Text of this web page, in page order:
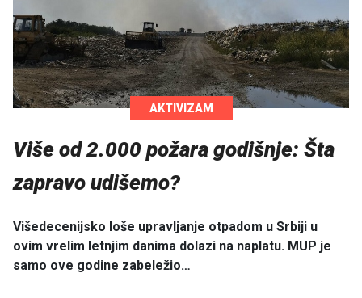
AKTIVIZAM
Više od 2.000 požara godišnje: Šta
zapravo udišemo?
Višedecenijsko loše upravljanje otpadom u Srbiji u
ovim vrelim letnjim danima dolazi na naplatu. MUP je
samo ove godine zabeležio…